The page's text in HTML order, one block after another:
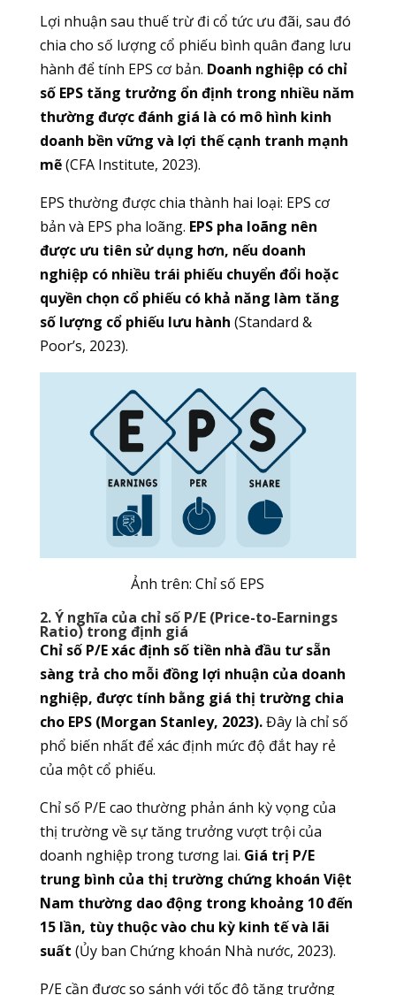
Lợi nhuận sau thuế trừ đi cổ tức ưu đãi, sau đó
chia cho số lượng cổ phiếu bình quân đang lưu
hành để tính EPS cơ bản. Doanh nghiệp có chỉ
số EPS tăng trưởng ổn định trong nhiều năm
thường được đánh giá là có mô hình kinh
doanh bền vững và lợi thế cạnh tranh mạnh
mẽ(CFA Institute, 2023).
EPS thường được chia thành hai loại: EPS cơ
bản và EPS pha loãng. EPS pha loãng nên
được ưu tiên sử dụng hơn, nếu doanh
nghiệp có nhiều trái phiếu chuyển đổi hoặc
quyền chọn cổ phiếu có khả năng làm tăng
số lượng cổ phiếu lưu hành (Standard &
Poor’s, 2023).
Ảnh trên: Chỉ số EPS
2. Ý nghĩa của chỉ số P/E (Price-to-Earnings
Ratio) trong định giá
Chỉ số P/E xác định số tiền nhà đầu tư sẵn
sàng trả cho mỗi đồng lợi nhuận của doanh
nghiệp, được tính bằng giá thị trường chia
cho EPS (Morgan Stanley, 2023).Đây là chỉ số
phổ biến nhất để xác định mức độ đắt hay rẻ
của một cổ phiếu.
Chỉ số P/E cao thường phản ánh kỳ vọng của
thị trường về sự tăng trưởng vượt trội của
doanh nghiệp trong tương lai. Giá trị P/E
trung bình của thị trường chứng khoán Việt
Nam thường dao động trong khoảng 10 đến
15 lần, tùy thuộc vào chu kỳ kinh tế và lãi
suất (Ủy ban Chứng khoán Nhà nước, 2023).
P/E cần được so sánh với tốc độ tăng trưởng